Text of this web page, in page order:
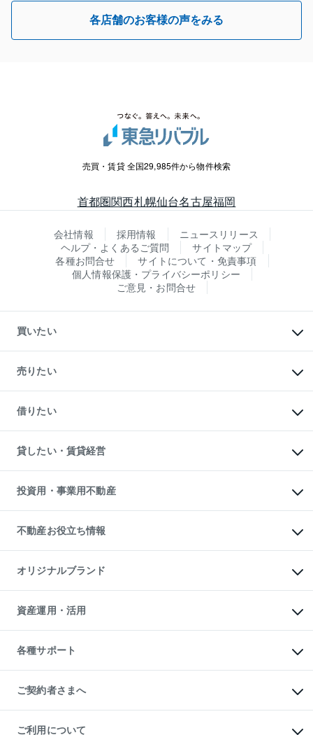
各店舗のお客様の声をみる
売買・賃貸 全国29,985件から物件検索
首都圏関西札幌仙台名古屋福岡
会社情報 採用情報
ニュースリリース
ヘルプ・よくあるご質問
サイトマップ
各種お問合せ
サイトについて・免責事項
個人情報保護・プライバシーポリシー
ご意見・お問合せ
買いたい
新築・分譲マンションの購入
中古マンションの購入
一戸建ての購入
中古一戸建ての購入
不動産購入の流れ
注目キーワード物件特集
購入ガイド
English 繁体中文簡体中文
売りたい
一戸建ての売却・査定
土地の売却・査定
スピードAI査定
不動産査定について
不動産売却の流れ
不動産買換えの流れ
売却ガイド
借りたい
オフィス・店舗の賃貸
借りるときの流れ
借りるガイド
貸したい・賃貸経営
マンション賃料データ
賃貸管理プラン
リロケーションについて
貸すガイド
投資用・事業用不動産
事業用不動産
マンション投資
投資用マンション
アパート経営
収益物件
ビル購入（ビル一棟）
投資用不動産の売却査定
事業用不動産の売却査定
不動産お役立ち情報
マンションライブラリー
人気マンションランキング
暮らしに役立つ不動産メディア
不動産相場・不動産価格情報
不動産コラム・ニュース
不動産用語集
不動産なんでもネット相談室
住まいの税金
オリジナルブランド
一棟リノベーションマンション
L`GENTE（ルジェンテ）
区分リノベーションマンション
投資用一棟レジデンスWELL
不動産小口投資
LEGACIA（レガシア）
資産運用・活用
不動産M&A
アセットマネジメント・出資
各種サポート
相続サポート
リフォームサポート
ご契約者さまへ
ご紹介・再契約特典
ご利用について